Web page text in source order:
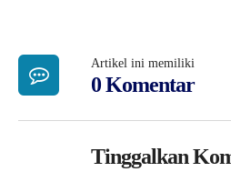
Artikel ini memiliki
0 Komentar
Tinggalkan